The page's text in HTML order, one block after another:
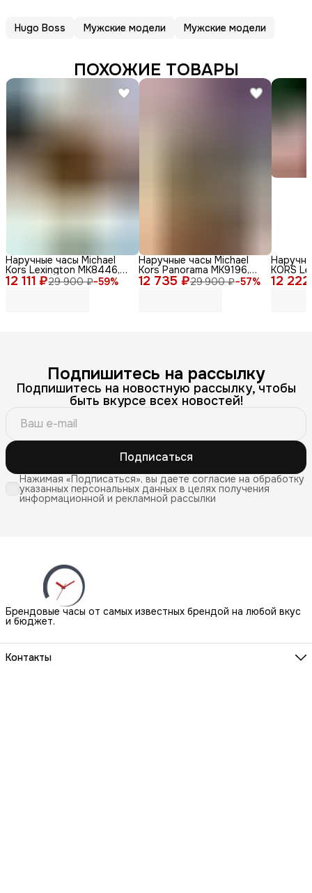
Hugo Boss Мужские модели Мужские модели
ПОХОЖИЕ ТОВАРЫ
12 111 ₽29 900 ₽−59%
Наручные часы Michael
Kors Lexington MK8446,
мужские, кварцевый
механизм, золотые
12 735 ₽29 900 ₽−57%
Наручные часы Michael
Kors Panorama MK9196,
нержавеющая сталь,
серебристый
12
KORS
сталь
Подпишитесь на рассылку
Подпишитесь на новостную рассылку, чтобы
быть вкурсе всех новостей!
Подписаться
Нажимая «Подписаться», вы даете согласие на обработку
указанных персональных данных в целях получения
информационной и рекламной рассылки
Брендовые часы от самых известных брендой на любой вкус
и бюджет.
Контакты